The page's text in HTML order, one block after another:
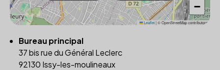
−
Leaflet|© OpenStreetMap contributors
Bureau principal
37 bis rue du Général Leclerc
92130 Issy-les-moulineaux